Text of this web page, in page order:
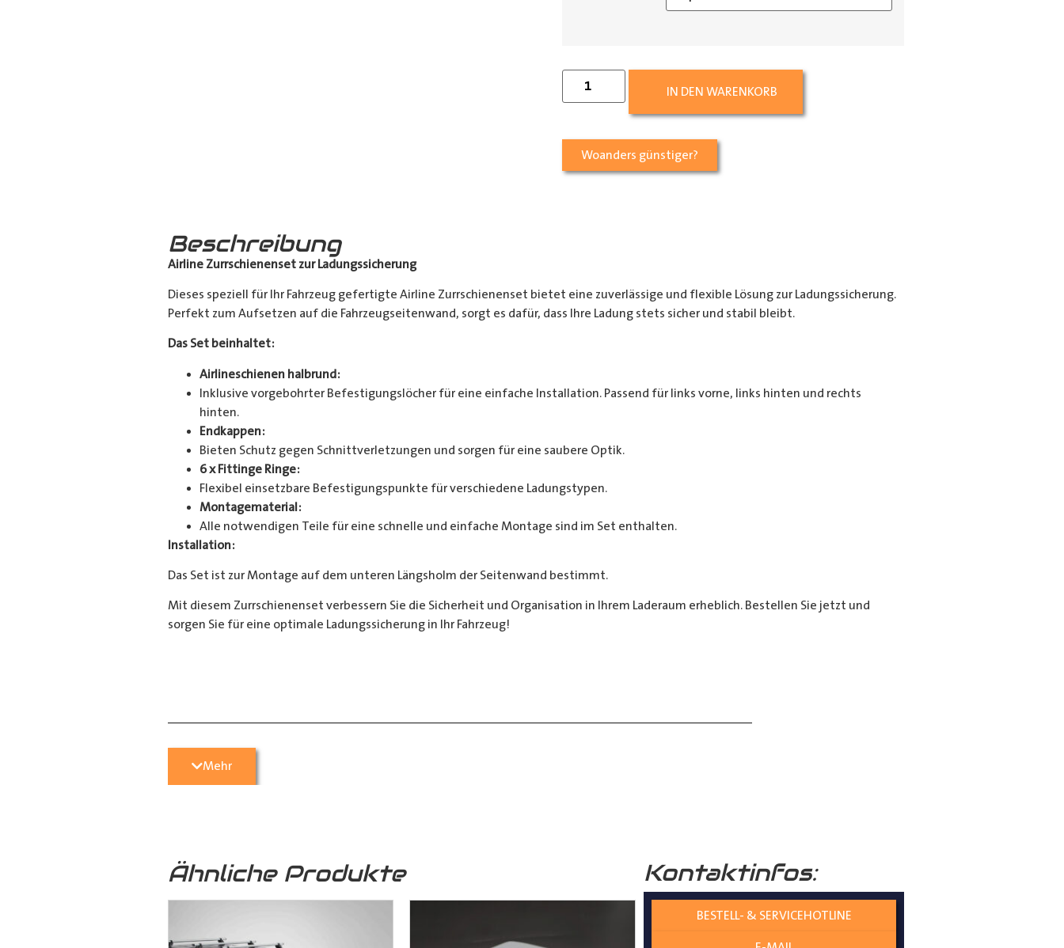
IN DEN WARENKORB
Woanders günstiger?
Beschreibung
Airline Zurrschienenset zur Ladungssicherung
Dieses speziell für Ihr Fahrzeug gefertigte Airline Zurrschienenset bietet eine zuverlässige und flexible Lösung zur Ladungssicherung.
Perfekt zum Aufsetzen auf die Fahrzeugseitenwand, sorgt es dafür, dass Ihre Ladung stets sicher und stabil bleibt.
Das Set beinhaltet:
Airlineschienen halbrund:
Inklusive vorgebohrter Befestigungslöcher für eine einfache Installation. Passend für links vorne, links hinten und rechts
hinten.
Endkappen:
Bieten Schutz gegen Schnittverletzungen und sorgen für eine saubere Optik.
6 x Fittinge Ringe:
Flexibel einsetzbare Befestigungspunkte für verschiedene Ladungstypen.
Montagematerial:
Alle notwendigen Teile für eine schnelle und einfache Montage sind im Set enthalten.
Installation:
Das Set ist zur Montage auf dem unteren Längsholm der Seitenwand bestimmt.
Mit diesem Zurrschienenset verbessern Sie die Sicherheit und Organisation in Ihrem Laderaum erheblich. Bestellen Sie jetzt und
sorgen Sie für eine optimale Ladungssicherung in Ihr Fahrzeug!
Bei Fragen stehen wir Ihnen gerne zur Verfügung.
Hilfreiche Montageanleitungen und Tipps finden Sie auch auf unseremYouTube Kanal einfach und verständlich erklärt.
Mehr
Ähnliche Produkte Kontaktinfos:
BESTELL- & SERVICEHOTLINE